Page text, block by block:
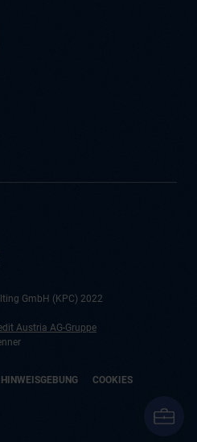
GmbH (KPC) 2022
Austria AG-Gruppe
HINWEISGEBUNG
COOKIES